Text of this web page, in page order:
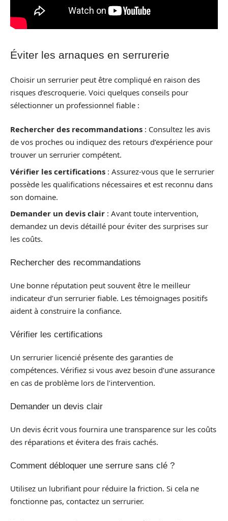
Éviter les arnaques en serrurerie
Choisir un serrurier peut être compliqué en raison des
risques d’escroquerie. Voici quelques conseils pour
sélectionner un professionnel fiable :
Rechercher des recommandations : Consultez les avis
de vos proches ou indiquez des retours d’expérience pour
trouver un serrurier compétent.
Vérifier les certifications : Assurez-vous que le serrurier
possède les qualifications nécessaires et est reconnu dans
son domaine.
Demander un devis clair : Avant toute intervention,
demandez un devis détaillé pour éviter des surprises sur
les coûts.
Rechercher des recommandations
Une bonne réputation peut souvent être le meilleur
indicateur d’un serrurier fiable. Les témoignages positifs
aident à construire la confiance.
Vérifier les certifications
Un serrurier licencié présente des garanties de
compétences. Vérifiez si vous avez besoin d’une assurance
en cas de problème lors de l’intervention.
Demander un devis clair
Un devis écrit vous fournira une transparence sur les coûts
des réparations et évitera des frais cachés.
Comment débloquer une serrure sans clé ?
Utilisez un lubrifiant pour réduire la friction. Si cela ne
fonctionne pas, contactez un serrurier.